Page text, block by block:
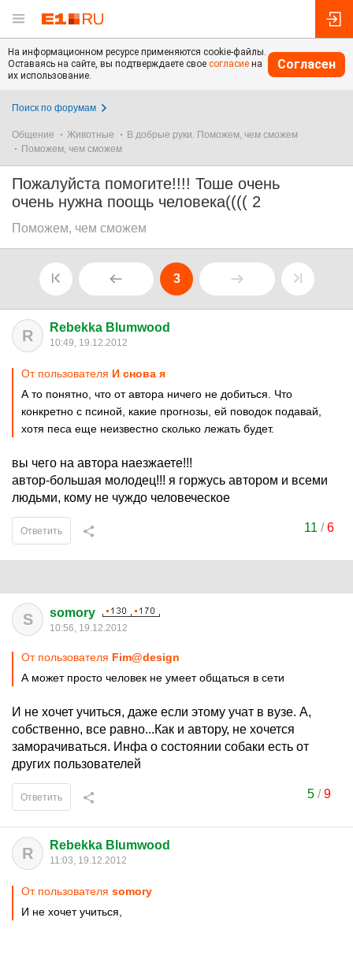
На информационном ресурсе применяются cookie-файлы.
Оставаясь на сайте, вы подтверждаете свое согласие на
их использование.
Согласен
Поиск по форумам
Общение Животные
В добрые руки. Поможем, чем сможем
Поможем, чем сможем
Пожалуйста помогите!!!! Тоше очень
очень нужна поощь человека(((( 2
Поможем, чем сможем
3
R Rebekka Blumwood
10:49, 19.12.2012
От пользователя И снова я
А то понятно, что от автора ничего не добиться. Что
конкретно с псиной, какие прогнозы, ей поводок подавай,
хотя песа еще неизвестно сколько лежать будет.
вы чего на автора наезжаете!!!
автор-большая молодец!!! я горжусь автором и всеми
людьми, кому не чуждо человеческое
11 /6
Ответить
S somory
10:56, 19.12.2012
От пользователя Fim@design
А может просто человек не умеет общаться в сети
И не хочет учиться, даже если этому учат в вузе. А,
собственно, все равно...Как и автору, не хочется
заморачиваться. Инфа о состоянии собаки есть от
других пользователей
5/9
Ответить
R Rebekka Blumwood
11:03, 19.12.2012
От пользователя somory
И не хочет учиться,